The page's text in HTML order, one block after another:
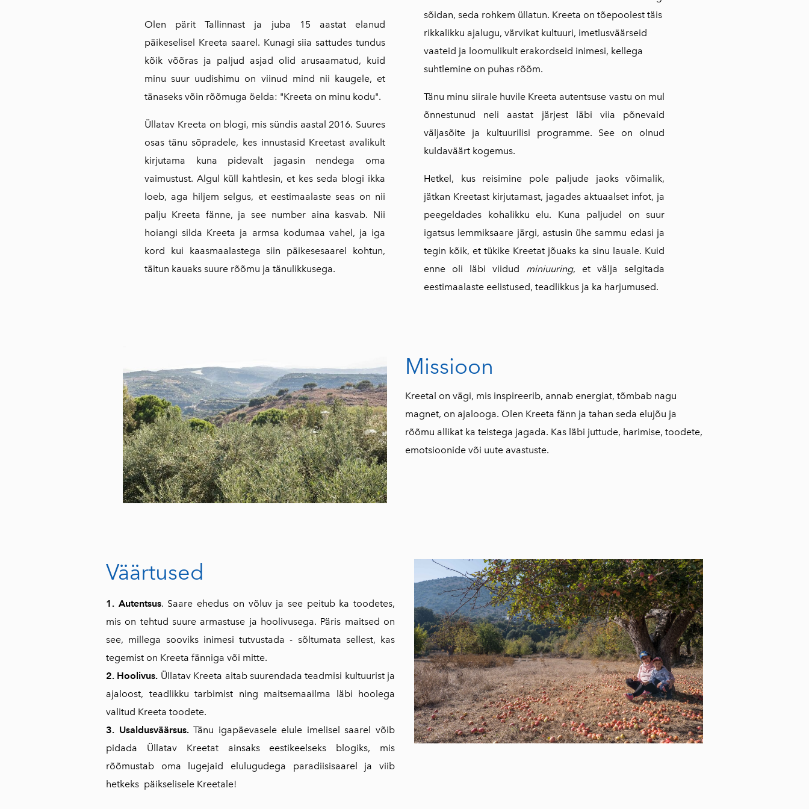
250ml
Traditsiooniline
oliiviõliseep
Maitseained,
taime-ja õieteed
AEOLIS kreeka
nahahooldustoote
d
Reisiraamat "Muna
seiklused Kreekas"
Inspireeriv
haikukogu "Kreeka
kapriisid"
Olen pärit Tallinnast ja juba 15 aastat elanud
päikeselisel Kreeta saarel. Kunagi siia sattudes tundus
kõik võõras ja paljud asjad olid arusaamatud, kuid
minu suur uudishimu on viinud mind nii kaugele, et
tänaseks võin rõõmuga öelda: "Kreeta on minu kodu".
Üllatav Kreeta on blogi, mis sündis aastal 2016. Suures
osas tänu sõpradele, kes innustasid Kreetast avalikult
kirjutama kuna pidevalt jagasin nendega oma
vaimustust. Algul küll kahtlesin, et kes seda blogi ikka
loeb, aga hiljem selgus, et eestimaalaste seas on nii
palju Kreeta fänne, ja see number aina kasvab. Nii
hoiangi silda Kreeta ja armsa kodumaa vahel, ja iga
kord kui kaasmaalastega siin päikesesaarel kohtun,
täitun kauaks suure rõõmu ja tänulikkusega.
sõidan, seda rohkem üllatun. Kreeta on tõepoolest täis
rikkalikku ajalugu, värvikat kultuuri, imetlusväärseid
vaateid ja loomulikult erakordseid inimesi, kellega
suhtlemine on puhas rõõm.
Tänu minu siirale huvile Kreeta autentsuse vastu on mul
õnnestunud neli aastat järjest läbi viia põnevaid
väljasõite ja kultuurilisi programme. See on olnud
kuldaväärt kogemus.
Hetkel, kus reisimine pole paljude jaoks võimalik,
jätkan Kreetast kirjutamast, jagades aktuaalset infot, ja
peegeldades kohalikku elu. Kuna paljudel on suur
igatsus lemmiksaare järgi, astusin ühe sammu edasi ja
tegin kõik, et tükike Kreetat jõuaks ka sinu lauale. Kuid
enne oli läbi viidud miniuuring, et välja selgitada
eestimaalaste eelistused, teadlikkus ja ka harjumused.
Missioon
Kreetal on vägi, mis inspireerib, annab energiat, tõmbab nagu
magnet, on ajalooga. Olen Kreeta fänn ja tahan seda elujõu ja
rõõmu allikat ka teistega jagada. Kas läbi juttude, harimise, toodete,
emotsioonide või uute avastuste.
Väärtused
1. Autentsus. Saare ehedus on võluv ja see peitub ka toodetes,
mis on tehtud suure armastuse ja hoolivusega. Päris maitsed on
see, millega sooviks inimesi tutvustada - sõltumata sellest, kas
tegemist on Kreeta fänniga või mitte.
2. Hoolivus. Üllatav Kreeta aitab suurendada teadmisi kultuurist ja
ajaloost, teadlikku tarbimist ning maitsemaailma läbi hoolega
valitud Kreeta toodete.
3. Usaldusväärsus.Tänu igapäevasele elule imelisel saarel võib
pidada Üllatav Kreetat ainsaks eestikeelseks blogiks, mis
rõõmustab oma lugejaid elulugudega paradiisisaarel ja viib
hetkeks päikselisele Kreetale!